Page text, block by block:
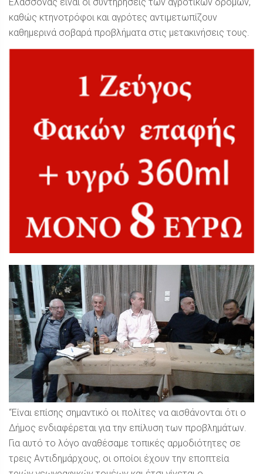
καθώς κτηνοτρόφοι και αγρότες αντιμετωπίζουν
καθημερινά σοβαρά προβλήματα στις μετακινήσεις τους.
“Είναι επίσης σημαντικό οι πολίτες να αισθάνονται ότι ο
Δήμος ενδιαφέρεται για την επίλυση των προβλημάτων.
Για αυτό το λόγο αναθέσαμε τοπικές αρμοδιότητες σε
τρεις Αντιδημάρχους, οι οποίοι έχουν την εποπτεία